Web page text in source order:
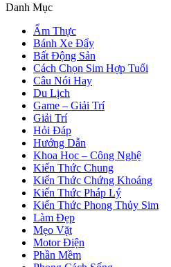
Danh Mục
Ẩm Thực
Bánh Xe Đẩy
Bất Động Sản
Cách Chọn Sim Hợp Tuổi
Câu Nói Hay
Du Lịch
Game – Giải Trí
Giải Trí
Hỏi Đáp
Hướng Dẫn
Khoa Học – Công Nghệ
Kiến Thức Chung
Kiến Thức Chứng Khoáng
Kiến Thức Pháp Lý
Kiến Thức Phong Thủy Sim
Làm Đẹp
Mẹo Vặt
Motor Điện
Phần Mềm